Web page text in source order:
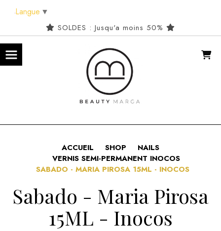
SOLDES : Jusqu'a moins 50%
ACCUEIL SHOP
NAILS
VERNIS SEMI-PERMANENT INOCOS
SABADO - MARIA PIROSA 15ML - INOCOS
Sabado - Maria Pirosa
15ML - Inocos
Langue ▼